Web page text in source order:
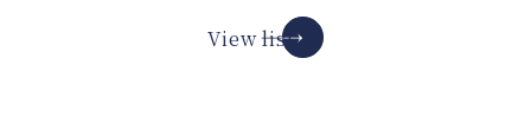
View list